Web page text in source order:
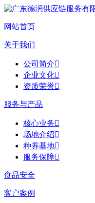
网站首页
关于我们
公司简介
企业文化
资质荣誉
服务与产品
核心业务
场地介绍
种养基地
服务保障
食品安全
客户案例